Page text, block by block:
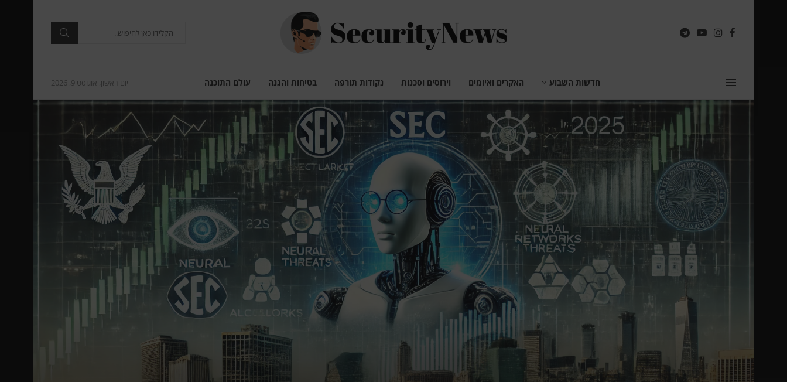
חדשות השבוע האקרים ואיומים וירוסים וסכנות נקודות תורפה בטיחות והגנה עולם התוכנה יום ראשון, אוגוסט 9, 2026